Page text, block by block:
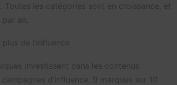
Toutes les catégories sont en croissance, et
an.
de l’influence
investissent dans les contenus
d’influence. 9 marques sur 10